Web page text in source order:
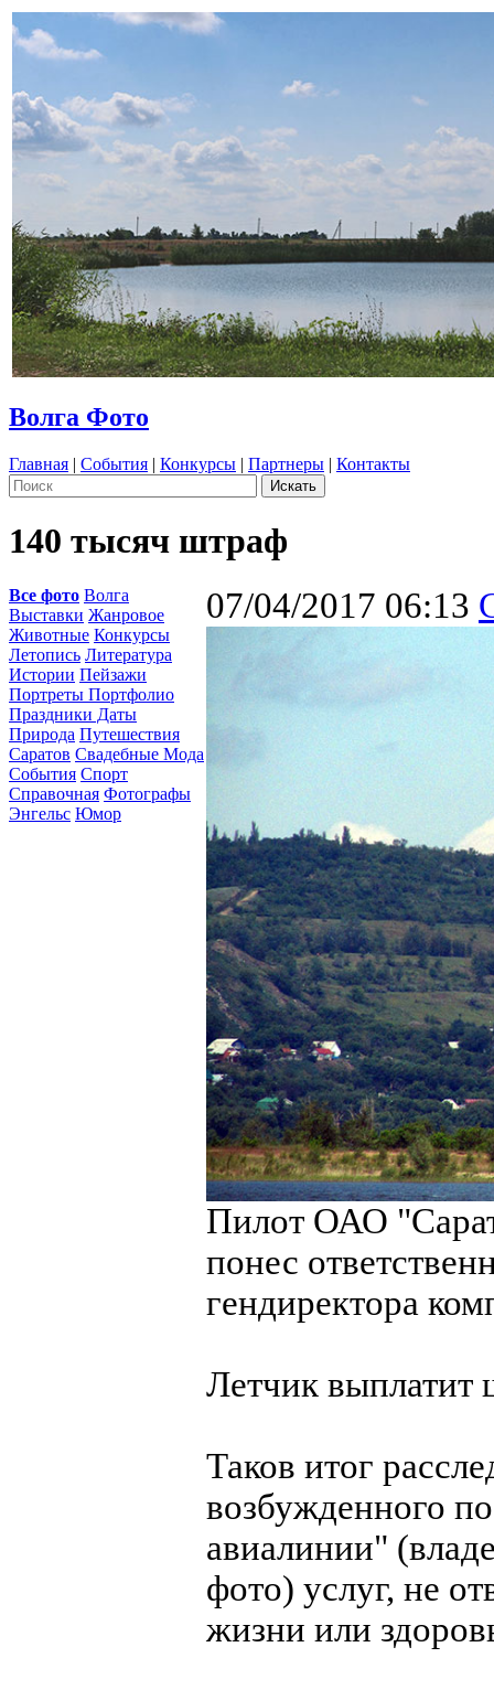
Волга Фото
Главная | События | Конкурсы | Партнеры | Контакты
140 тысяч штраф
Все фото Волга
Выставки Жанровое
Животные Конкурсы
Летопись Литература
Истории Пейзажи
Портреты Портфолио
Праздники Даты
Природа Путешествия
Саратов Свадебные Мода
События Спорт
Справочная Фотографы
Энгельс Юмор
07/04/2017 06:13
Пилот ОАО
понес
гендиректора
Летчик выплатит
Таков итог
возбужденного
авиалинии"
фото) услуг, не
жизни или